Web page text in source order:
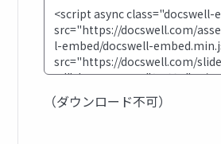
（ダウンロード不可）